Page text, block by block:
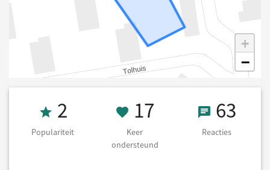
+
−
Populariteit 2
2
Populariteit
17 Keer
17
Keer
ondersteund
6363
Reacties